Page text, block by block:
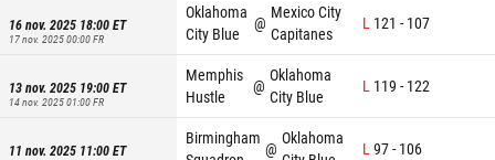
16 nov. 2025 18:00ET
17 nov. 2025 00:00FR
Oklahoma
City Blue
@
Mexico City
Capitanes
L 121 - 107
13 nov. 2025 19:00ET
14 nov. 2025 01:00FR
Memphis
Hustle
@
Oklahoma
City Blue
L 119 - 122
11 nov. 2025 11:00ET
Birmingham
@
Oklahoma
L97- 106